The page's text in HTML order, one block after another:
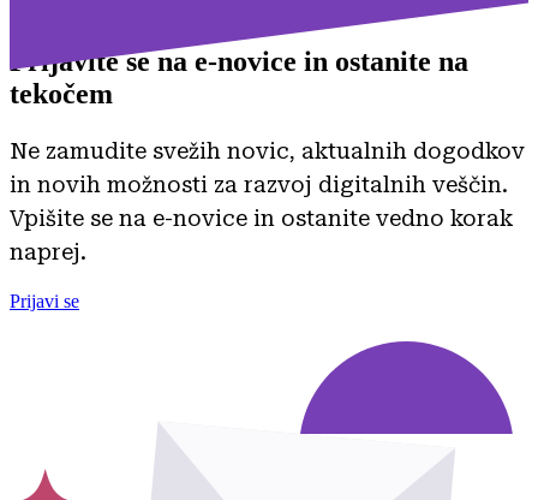
Prijavite se na e-novice in ostanite na
tekočem
Ne zamudite svežih novic, aktualnih dogodkov
in novih možnosti za razvoj digitalnih veščin.
Vpišite se na e-novice in ostanite vedno korak
naprej.
Prijavi se